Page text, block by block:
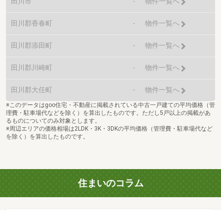
田川郡香春町 - 物件一覧へ
田川郡添田町 - 物件一覧へ
田川郡川崎町 - 物件一覧へ
田川郡大任町 - 物件一覧へ
※このデータはgoo住宅・不動産に掲載されている中古一戸建ての平均価格（管
理費・駐車場代などを除く）を算出したものです。ただし5戸以上の掲載があ
るものについてのみ対象とします。
※周辺エリアの価格相場は2LDK・3K・3DKの平均価格（管理費・駐車場代など
を除く）を算出したものです。
住まいのコラム